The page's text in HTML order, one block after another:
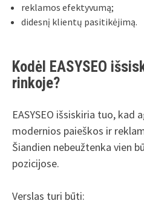
reklamos efektyvumą;
didesnį klientų pasitikėjimą.
Kodėl EASYSEO
rinkoje?
EASYSEO išsiskiria tuo, kad
modernios paieškos ir
Šiandien nebeužtenka vien
pozicijose.
Verslas turi būti: